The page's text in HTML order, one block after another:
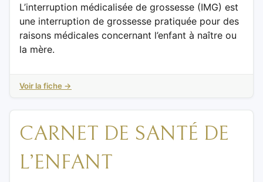
L’interruption médicalisée de grossesse (IMG) est
une interruption de grossesse pratiquée pour des
raisons médicales concernant l’enfant à naître ou
la mère.
Voir la fiche →
CARNET DE SANTÉ DE
L’ENFANT